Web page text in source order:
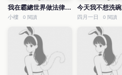
我在霸總世界做法律科普
小樓 0 閱讀
今天我不想洗碗
四月一日 0 閱讀